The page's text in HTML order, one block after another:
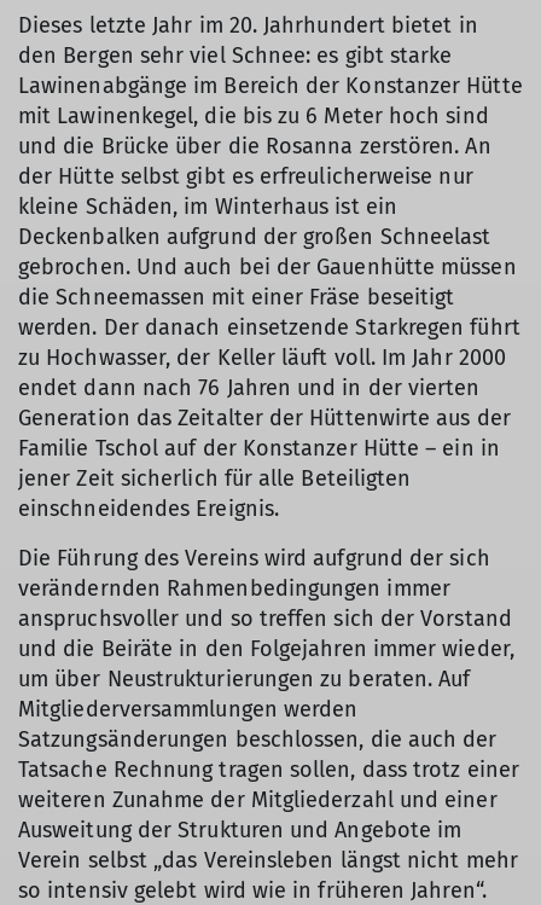
Dieses letzte Jahr im 20. Jahrhundert bietet in
den Bergen sehr viel Schnee: es gibt starke
Lawinenabgänge im Bereich der Konstanzer Hütte
mit Lawinenkegel, die bis zu 6 Meter hoch sind
und die Brücke über die Rosanna zerstören. An
der Hütte selbst gibt es erfreulicherweise nur
kleine Schäden, im Winterhaus ist ein
Deckenbalken aufgrund der großen Schneelast
gebrochen. Und auch bei der Gauenhütte müssen
die Schneemassen mit einer Fräse beseitigt
werden. Der danach einsetzende Starkregen führt
zu Hochwasser, der Keller läuft voll. Im Jahr 2000
endet dann nach 76 Jahren und in der vierten
Generation das Zeitalter der Hüttenwirte aus der
Familie Tschol auf der Konstanzer Hütte – ein in
jener Zeit sicherlich für alle Beteiligten
einschneidendes Ereignis.
Die Führung des Vereins wird aufgrund der sich
verändernden Rahmenbedingungen immer
anspruchsvoller und so treffen sich der Vorstand
und die Beiräte in den Folgejahren immer wieder,
um über Neustrukturierungen zu beraten. Auf
Mitgliederversammlungen werden
Satzungsänderungen beschlossen, die auch der
Tatsache Rechnung tragen sollen, dass trotz einer
weiteren Zunahme der Mitgliederzahl und einer
Ausweitung der Strukturen und Angebote im
Verein selbst „das Vereinsleben längst nicht mehr
so intensiv gelebt wird wie in früheren Jahren“.